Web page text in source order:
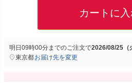
カートに
明日 09時00分までのご注文で2026/08/25（
東京都お届け先を変更